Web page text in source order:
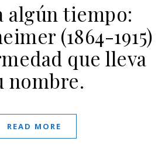
algún tiempo:
(1864-1915)
que lleva
nombre.
READ MORE